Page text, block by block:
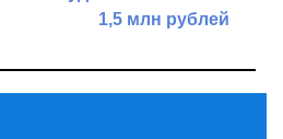
1,5 млн рублей